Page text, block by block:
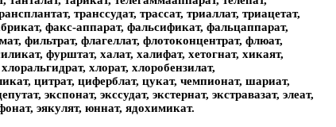
транссудат, трассат, триаллат, триацетат,
факс-аппарат, фальсификат, фальцаппарат,
фильтрат, флагеллат, флотоконцентрат, флюат,
фурштат, халат, халифат, хетогнат, хикаят,
хлорат, хлоробензилат,
цитрат, циферблат, цукат, чемпионат, шариат,
экспонат, экссудат, экстернат, экстравазат, элеат,
эякулят, юннат, ядохимикат.